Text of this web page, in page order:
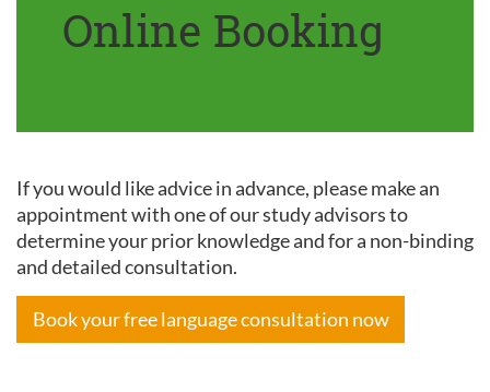
Online Booking
If you would like advice in advance, please make an
appointment with one of our study advisors to
determine your prior knowledge and for a non-binding
and detailed consultation.
Book your free language consultation now